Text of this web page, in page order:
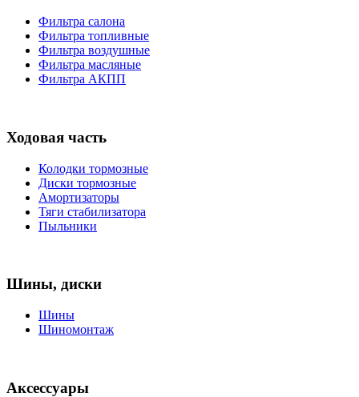
Фильтра салона
Фильтра топливные
Фильтра воздушные
Фильтра масляные
Фильтра АКПП
Ходовая часть
Колодки тормозные
Диски тормозные
Амортизаторы
Тяги стабилизатора
Пыльники
Шины, диски
Шины
Шиномонтаж
Аксессуары